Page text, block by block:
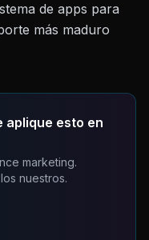
de apps para
más maduro
aplique esto en
marketing.
nuestros.